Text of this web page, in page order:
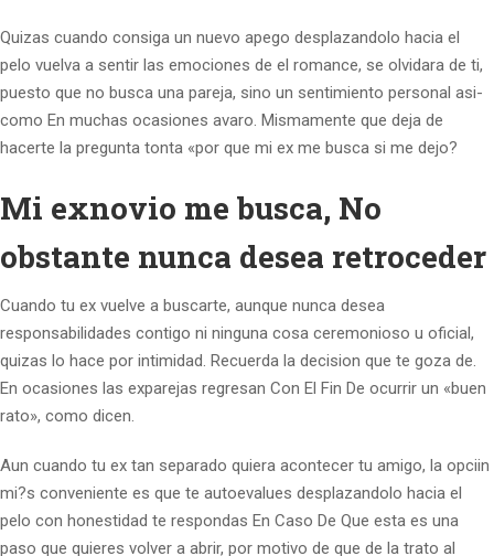
Quizas cuando consiga un nuevo apego desplazandolo hacia el
pelo vuelva a sentir las emociones de el romance, se olvidara de ti,
puesto que no busca una pareja, sino un sentimiento personal asi­
como En muchas ocasiones avaro. Mismamente que deja de
hacerte la pregunta tonta «por que mi ex me busca si me dejo?
Mi exnovio me busca, No
obstante nunca desea retroceder
Cuando tu ex vuelve a buscarte, aunque nunca desea
responsabilidades contigo ni ninguna cosa ceremonioso u oficial,
quizas lo hace por intimidad. Recuerda la decision que te goza de.
En ocasiones las exparejas regresan Con El Fin De ocurrir un «buen
rato», como dicen.
Aun cuando tu ex tan separado quiera acontecer tu amigo, la opciin
mi?s conveniente es que te autoevalues desplazandolo hacia el
pelo con honestidad te respondas En Caso De Que esta es una
paso que quieres volver a abrir, por motivo de que de la trato al